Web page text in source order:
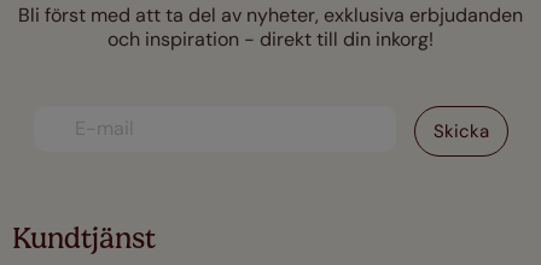
Bli först med att ta del av nyheter, exklusiva erbjudanden
och inspiration - direkt till din inkorg!
Kundtjänst